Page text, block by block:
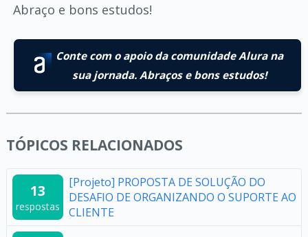
Abraço e bons estudos!
Conte com o apoio da comunidade Alura na
sua jornada. Abraços e bons estudos!
TÓPICOS RELACIONADOS
13
respostas
[Projeto] PROPOSTA DE SOLUÇÃO DO
DESAFIO DE ORGANIZANDO O SUPORTE AO
CLIENTE